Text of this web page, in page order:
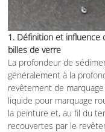
1. Définition et influence
billes de verre
La profondeur de
généralement à la
revêtement de
liquide pour marquage
la peinture et, au fil du
recouvertes par le